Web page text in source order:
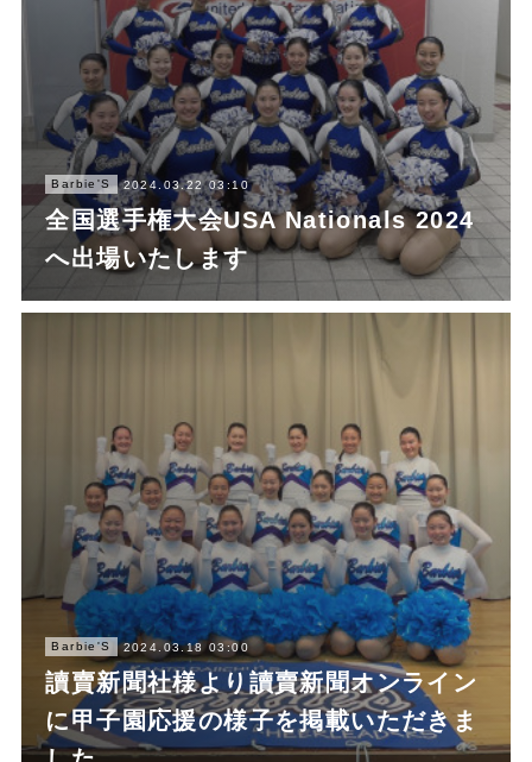
Barbie'S 2024.03.22 03:10
全国選手権大会USA Nationals 2024
へ出場いたします
Barbie'S 2024.03.18 03:00
讀賣新聞社様より讀賣新聞オンライン
に甲子園応援の様子を掲載いただきま